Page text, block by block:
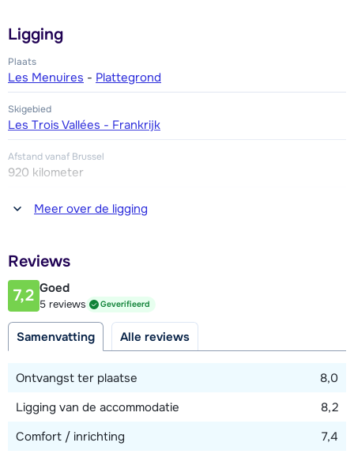
beschikbaarheid).
Ligging
Plaats
Les Menuires - Plattegrond
Skigebied
Les Trois Vallées - Frankrijk
Afstand vanaf Brussel
920 kilometer
Afstand tot winkel(s)
300 meter
300 meter
Afstand tot piste
25 meter
Meer over de ligging
Reviews
7,2 Goed
5 reviews Geverifieerd
Samenvatting Alle reviews
Ontvangst ter plaatse
8,0
Ligging van de accommodatie
8,2
Comfort / inrichting
7,4